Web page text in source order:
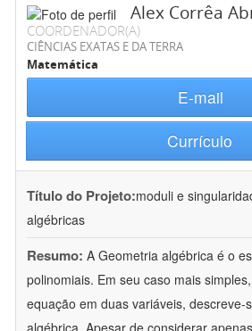
Alex Corrêa
COORDENADOR(A)
CIÊNCIAS EXATAS E DA TERRA
Matemática
E-mail
Currículo
Título do Projeto:moduli e
algébricas
Resumo: A Geometria algébrica é o
polinomiais. Em seu caso mais
equação em duas variáveis, descreve-